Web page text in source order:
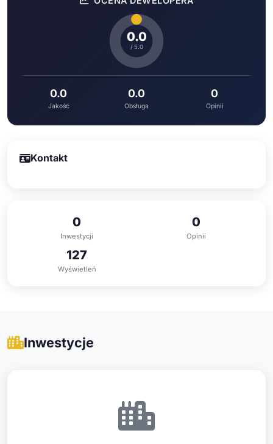
0.0
/ 5.0
0.0
Jakość
0.0
Obsługa
0
Opinii
Kontakt
0
Inwestycji
0
Opinii
127
Wyświetleń
Inwestycje